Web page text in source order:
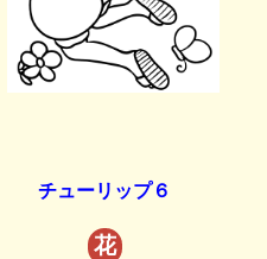
チューリップ６
花